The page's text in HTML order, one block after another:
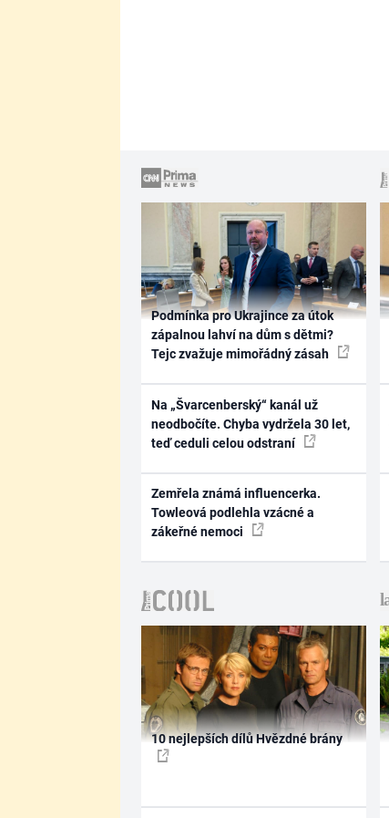
Podmínka pro Ukrajince za útok
zápalnou lahví na dům s dětmi?
Tejc zvažuje mimořádný zásah
Na „Švarcenberský“ kanál už
neodbočíte. Chyba vydržela 30 let,
teď ceduli celou odstraní
Zemřela známá influencerka.
Towleová podlehla vzácné a
zákeřné nemoci
10 nejlepších dílů Hvězdné brány